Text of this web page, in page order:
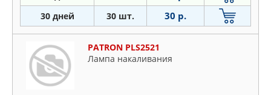
30 дней 30 шт. 30 р.
PATRON PLS2521
Лампа накаливания